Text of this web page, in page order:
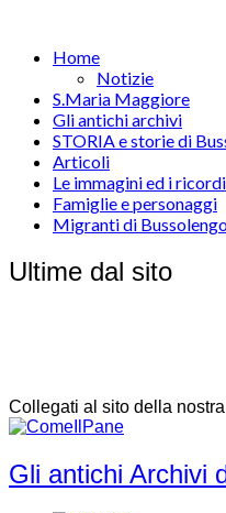
Home
Notizie
S.Maria Maggiore
Gli antichi archivi
STORIA e storie di
Articoli
Le immagini ed i ricordi
Famiglie e personaggi
Migranti di
Ultime dal sito
Collegati al sito della
Gli antichi Archivi